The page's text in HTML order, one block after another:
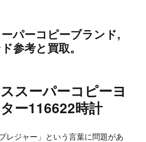
パーコピーブランド,
参考と買取。
スーパーコピーヨ
ー116622時計
レジャー」という言葉に問題があ